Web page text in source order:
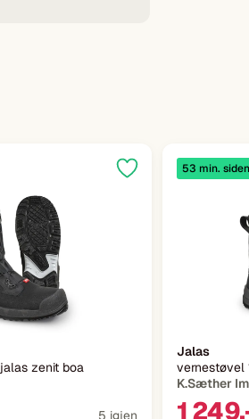
zenit boa
5 igjen
53 min. siden
Jalas
vernestøvel
K.Sæther
1